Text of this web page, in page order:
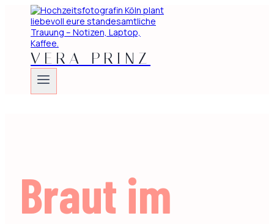
springen
VERA PRINZ
Braut im